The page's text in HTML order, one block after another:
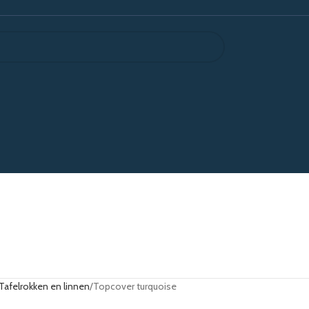
en linnen Topcover turquoise